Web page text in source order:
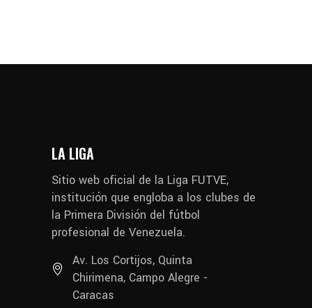
LA LIGA
Sitio web oficial de la Liga FUTVE,
institución que engloba a los clubes de
la Primera División del fútbol
profesional de Venezuela.
Av. Los Cortijos, Quinta
Chirimena, Campo Alegre -
Caracas